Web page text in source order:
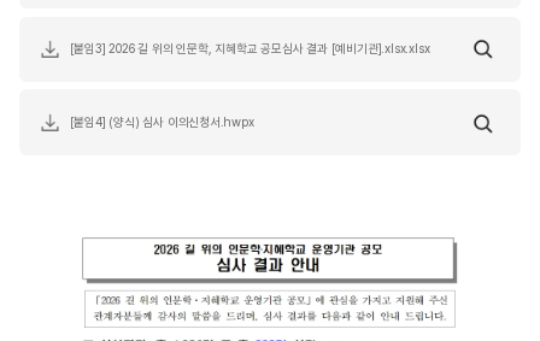
[붙임3] 2026 길 위의 인문학, 지혜학교 공모심사 결과 [예비기관].xlsx.xlsx
[붙임4] (양식) 심사 이의신청서.hwpx